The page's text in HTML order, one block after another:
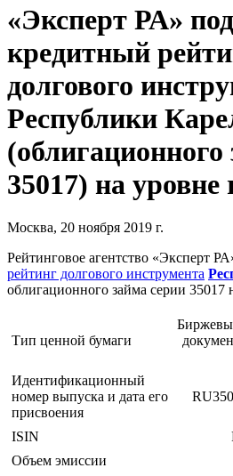
«Эксперт РА»
кредитный
долгового
Республики
35017) на
Москва, 20 ноября 2019 г.
Рейтинговое агентство «Эксперт
рейтинг долгового инструмента
облигационного займа серии
Тип ценной бумаги
Идентификационный
номер выпуска и дата его
присвоения
ISIN
Объем эмиссии